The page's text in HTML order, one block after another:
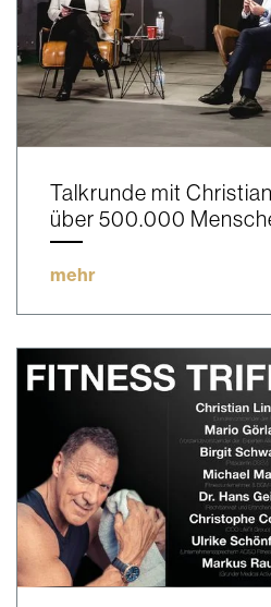
Talkrunde mit
über 500.000
mehr